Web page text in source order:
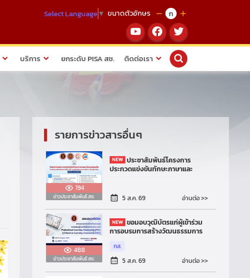
Select Language▼ ขนาดตัวอักษร ก
บริการ ยกระดับ PISA สช. ติดต่อเรา
รายการข่าวสารอื่นๆ
194
ข่าวประชาสัมพันธ์ สช.
ประชาสัมพันธ์โครงการ
ประกวดแข่งขันทักษะภาษาและ
ทางการศึกษา ประจำป...
5 ส.ค. 69 อ่านต่อ >>
488
ข่าวประชาสัมพันธ์ สช.
ขอมอบวุฒิบัตรแก่ผู้เข้าร่วม
การอบรมการสร้างวัฒนธรรมการ
Professional Learning
Community (PLC)...
กส.
5 ส.ค. 69 อ่านต่อ >>